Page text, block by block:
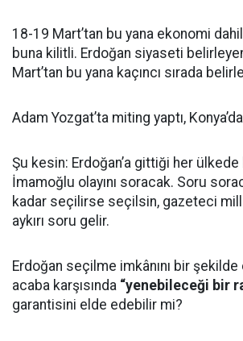
18-19 Mart’tan bu yana ekonomi
buna kilitli. Erdoğan siyaseti
Mart’tan bu yana kaçıncı sırada
Adam Yozgat’ta miting yaptı,
Şu kesin: Erdoğan’a gittiği her
İmamoğlu olayını soracak. Soru
kadar seçilirse seçilsin, gazeteci
aykırı soru gelir.
Erdoğan seçilme imkânını bir
acaba karşısında “yenebileceği bir
garantisini elde edebilir mi?